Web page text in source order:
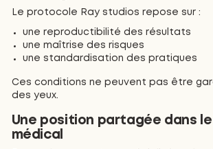
Le protocole Ray studios repose sur :
une reproductibilité des résultats
une maîtrise des risques
une standardisation des pratiques
Ces conditions ne peuvent pas être
des yeux.
Une position partagée dans
médical